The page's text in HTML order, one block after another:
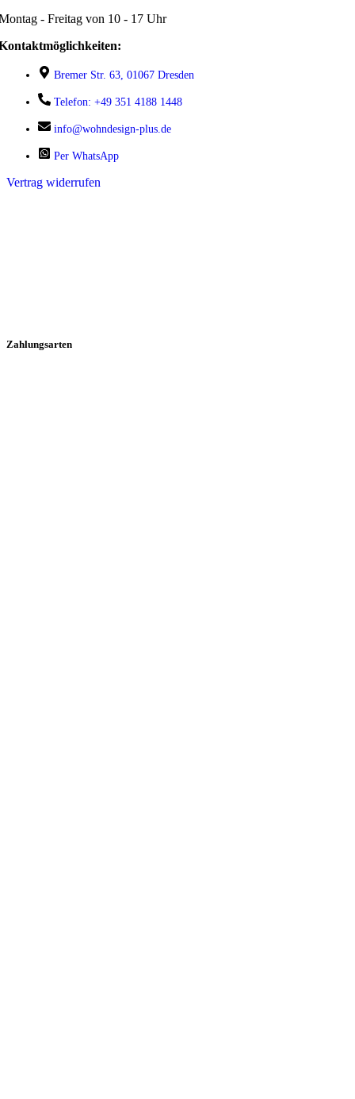
- Freitag von 10 - 17 Uhr
Bremer Str. 63, 01067 Dresden
Telefon: +49 351 4188 1448
info@wohndesign-plus.de
Per WhatsApp
Vertrag widerrufen
Zahlungsarten